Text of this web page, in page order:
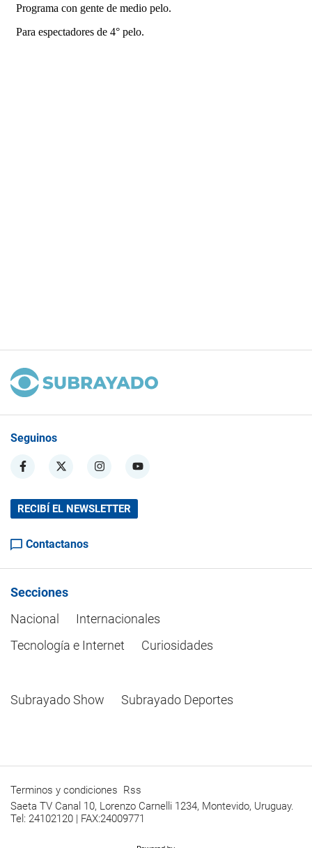
Seguinos
RECIBÍ EL NEWSLETTER
Contactanos
Secciones
Nacional
Internacionales
Tecnología e Internet
Curiosidades
Subrayado Show Subrayado Deportes
Terminos y condiciones Rss
Saeta TV Canal 10, Lorenzo Carnelli 1234, Montevido, Uruguay.
Tel: 24102120 | FAX:24009771